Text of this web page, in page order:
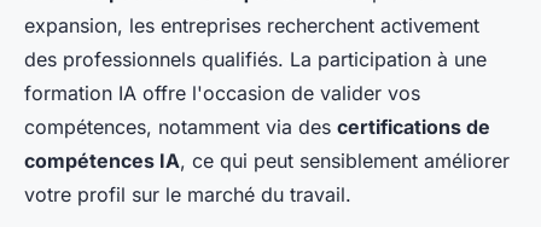
expansion, les entreprises recherchent activement
des professionnels qualifiés. La participation à une
formation IA offre l'occasion de valider vos
compétences, notamment via des certifications de
compétences IA, ce qui peut sensiblement améliorer
votre profil sur le marché du travail.